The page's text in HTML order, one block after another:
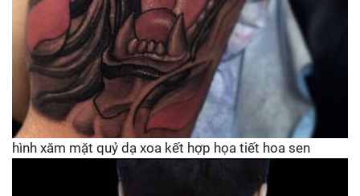
hình xăm mặt quỷ dạ xoa kết hợp họa tiết hoa sen